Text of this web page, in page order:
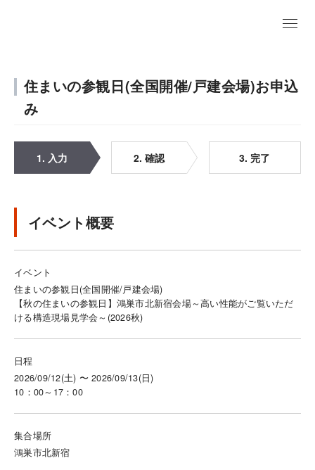
住まいの参観日(全国開催/戸建会場)お申込
み
1. 入力 2. 確認 3. 完了
イベント概要
イベント
住まいの参観日(全国開催/戸建会場)
【秋の住まいの参観日】鴻巣市北新宿会場～高い性能がご覧いただ
ける構造現場見学会～(2026秋)
日程
2026/09/12(土) 〜 2026/09/13(日)
10：00～17：00
集合場所
鴻巣市北新宿